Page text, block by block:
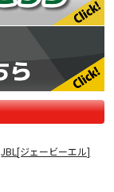
JBL[ジェービーエル]